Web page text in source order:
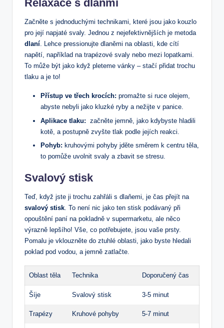
Relaxace s dlaňmi
Začněte s jednoduchými technikami, které jsou ​jako kouzlo
pro její napjaté svaly. Jednou z ⁢nejefektivnějších je metoda
dlaní. Lehce pressionujte dlaněmi na ‌oblasti, ⁤kde cítí
napětí, například na trapézové ⁢svaly nebo mezi lopatkami.
To⁤ může ‌být jako když pleteme vánky – stačí přidat trochu
tlaku a je to!
Přístup ve třech krocích: promažte⁢ si ruce⁢ olejem,
abyste‍ nebyli jako kluzké ryby‌ a nežijte v panice.
Aplikace tlaku: ⁣ začněte jemně, jako⁣ kdybyste hladili
kotě, a postupně zvyšte tlak podle jejích⁢ reakci.
Pohyb: kruhovými pohyby jděte směrem k centru těla,
to ⁤pomůže ⁤uvolnit svaly a zbavit⁢ se stresu.
Svalový stisk
Teď, když jste ji trochu zahřáli s dlaňemi, je čas ‍přejít na
svalový stisk . To není nic jako ten stisk podávaný⁢ při
opouštění paní na ‌pokladně v supermarketu, ale‌ něco
výrazně lepšího! Vše, ‍co potřebujete, ⁢jsou vaše prsty.
Pomalu je vklouzněte do ztuhlé oblasti, jako byste hledali
poklad pod vodou, a jemně zatlačte.
Oblast těla Technika Doporučený čas
Šíje Svalový stisk 3-5⁤ minut
Trapézy Kruhové pohyby 5-7 minut